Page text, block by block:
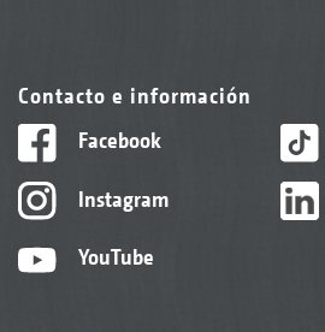
Contacto e información
Facebook
Instagram
YouTube